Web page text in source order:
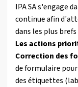
IPA SA s'engage
continue afin
dans les plus brefs
Les actions
Correction des
de formulaire
des étiquettes